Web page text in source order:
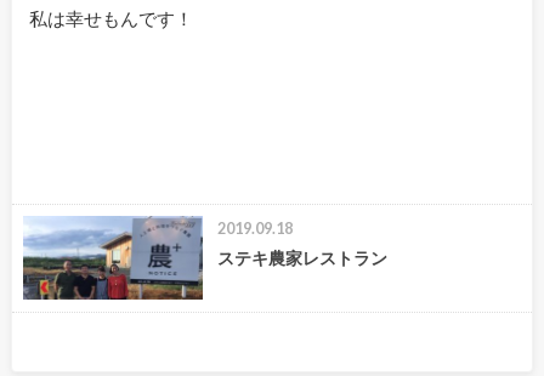
私は幸せもんです！
2019.09.18
ステキ農家レストラン